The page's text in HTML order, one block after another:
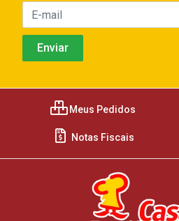
Meus Pedidos
Notas Fiscais